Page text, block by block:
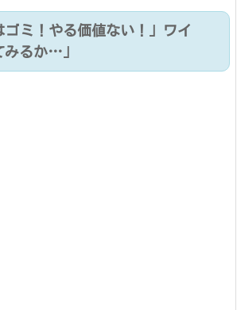
ゴミ！やる価値ない！」ワイ
みるか…」